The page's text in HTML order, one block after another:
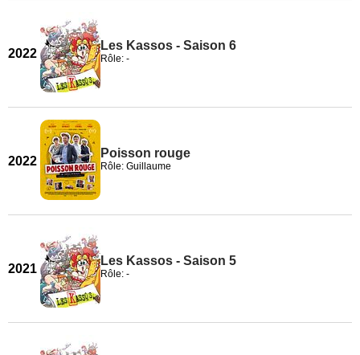
2022
Les Kassos - Saison 6
Rôle: -
2022
Poisson rouge
Rôle: Guillaume
2021
Les Kassos - Saison 5
Rôle: -